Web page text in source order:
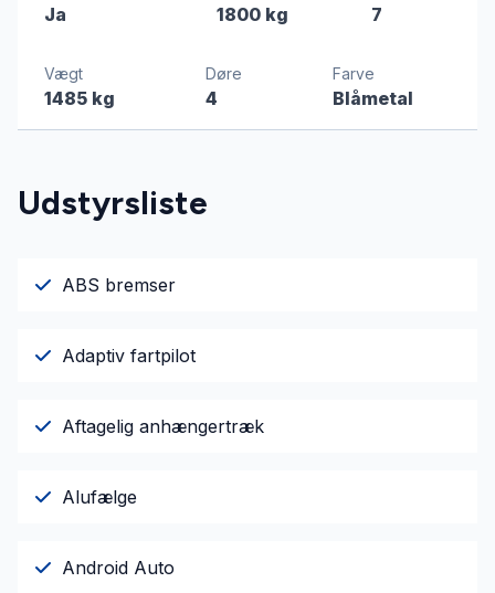
Ja 1800 kg 7
Vægt
1485 kg
Døre
4
Farve
Blåmetal
Udstyrsliste
ABS bremser
Adaptiv fartpilot
Aftagelig anhængertræk
Alufælge
Android Auto